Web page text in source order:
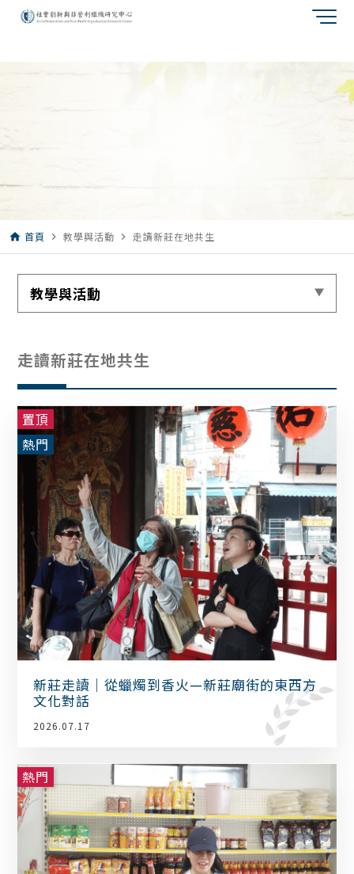
home 首頁 navigate_next 教學與活動 navigate_next 走讀新莊在地共生
教學與活動
走讀新莊在地共生
置頂
熱門
新莊走讀｜從蠟燭到香火—新莊廟街的東西方
文化對話
2026.07.17
熱門